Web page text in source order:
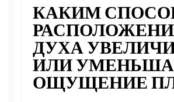
КАКИМ
ДУХА
ИЛИ
ОЩУЩЕНИЕ